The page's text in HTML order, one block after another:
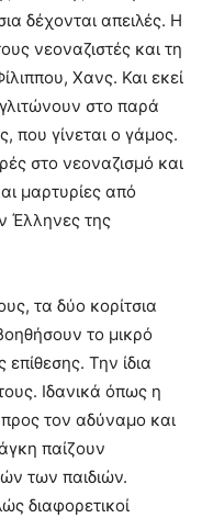
δέχονται απειλές. Η
νεοναζιστές και τη
Χανς. Και εκεί
στο παρά
που γίνεται ο γάμος.
στο νεοναζισμό και
μαρτυρίες από
Έλληνες της
τα δύο κορίτσια
το μικρό
Την ίδια
Ιδανικά όπως η
τον αδύναμο και
παίζουν
των παιδιών.
διαφορετικοί